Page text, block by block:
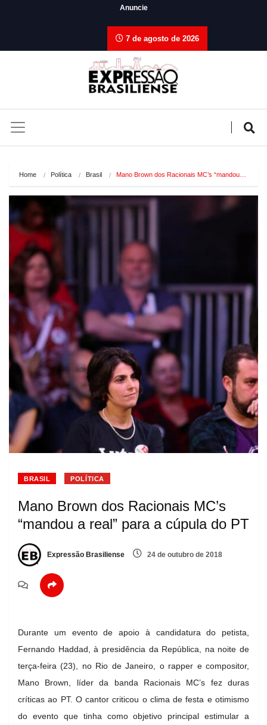
Anuncie
7 de agosto de 2026
Home Política Brasil Mano Brown dos Racionais MC’s “mandou…
BRASIL POLÍTICA
Mano Brown dos Racionais MC’s
“mandou a real” para a cúpula do PT
Expressão Brasiliense 24 de outubro de 2018
Durante um evento de apoio à candidatura do petista,
Fernando Haddad, à presidência da República, na noite de
terça-feira (23), no Rio de Janeiro, o rapper e compositor,
Mano Brown, líder da banda Racionais MC’s fez duras
críticas ao PT. O cantor criticou o clima de festa e otimismo
do evento que tinha como objetivo principal estimular a